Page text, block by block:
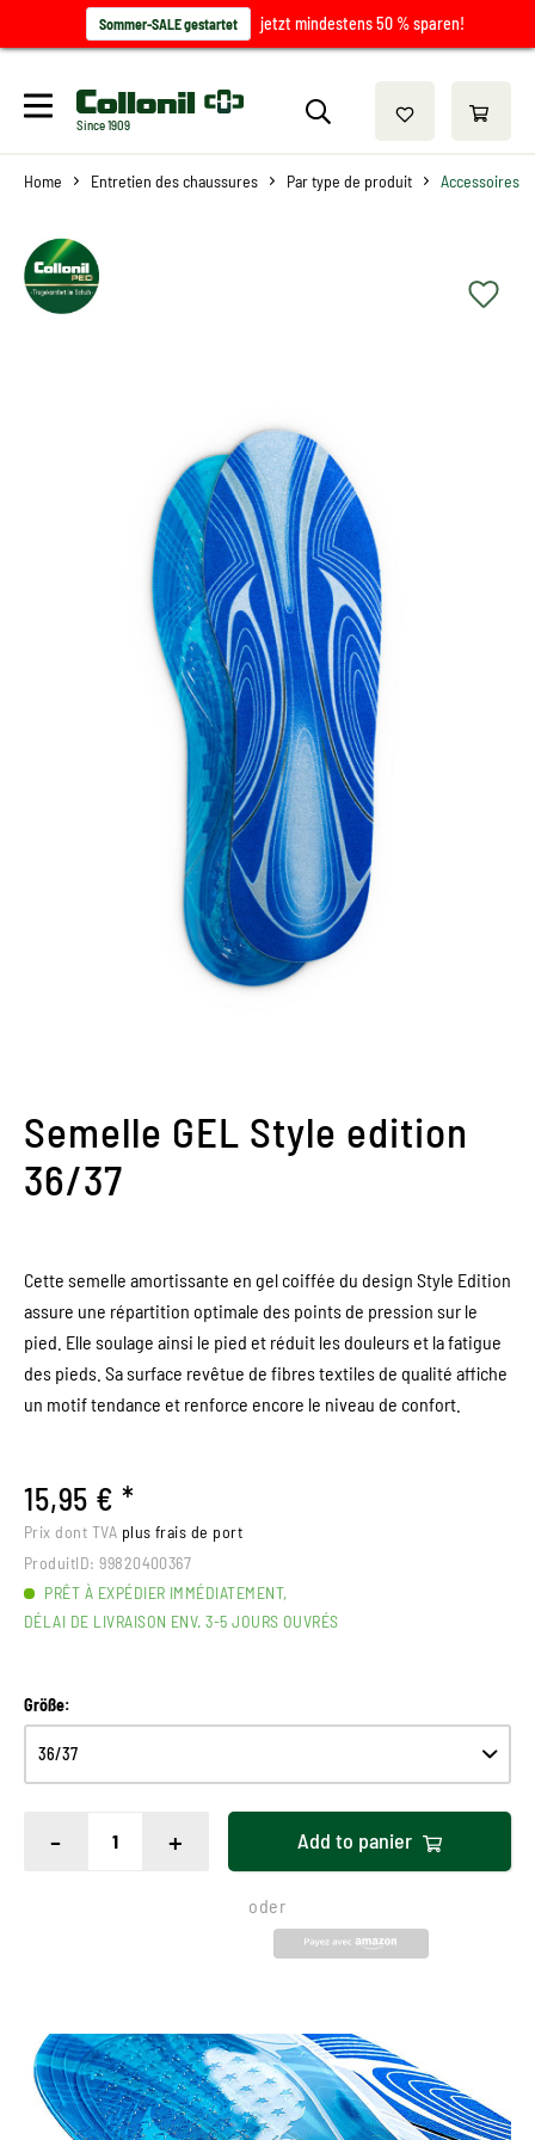
Sommer-SALE gestartet jetzt mindestens 50 % sparen!
Since 1909
Home Entretien des chaussures Par type de produit Accessoires
Semelle GEL Style edition
36/37
Cette semelle amortissante en gel coiffée du design Style Edition
assure une répartition optimale des points de pression sur le
pied. Elle soulage ainsi le pied et réduit les douleurs et la fatigue
des pieds. Sa surface revêtue de fibres textiles de qualité affiche
un motif tendance et renforce encore le niveau de confort.
15,95 € *
Prix dont TVA plus frais de port
ProduitID: 99820400367
PRÊT À EXPÉDIER IMMÉDIATEMENT,
DÉLAI DE LIVRAISON ENV. 3-5 JOURS OUVRÉS
Größe:
- + Add to panier
oder